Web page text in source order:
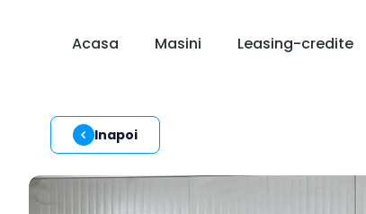
Acasa Masini Leasing-credite
Inapoi